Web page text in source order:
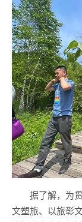
据了解，为
文塑旅、以旅彰